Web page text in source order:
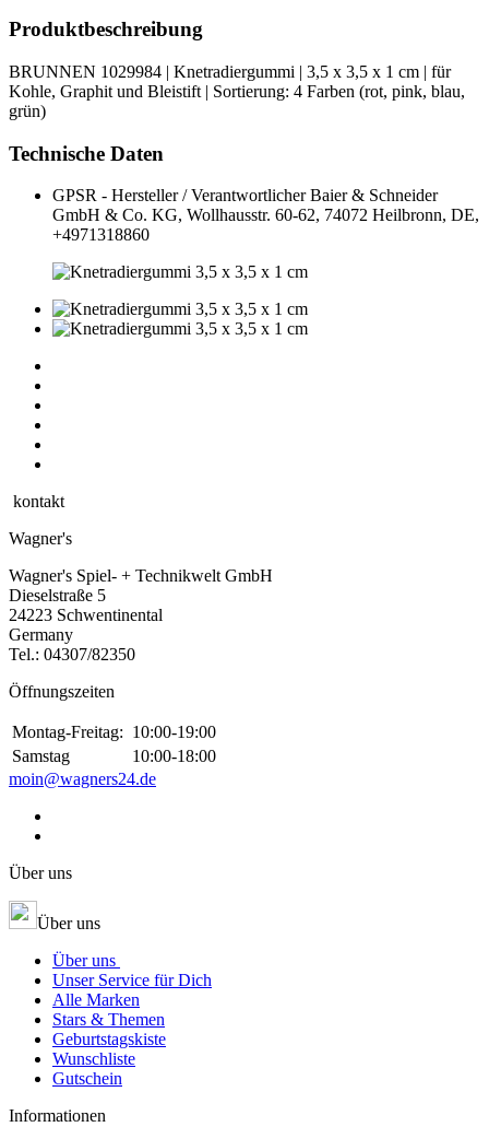
Produktbeschreibung
BRUNNEN 1029984 | Knetradiergummi | 3,5 x 3,5 x 1 cm | für
Kohle, Graphit und Bleistift | Sortierung: 4 Farben (rot, pink, blau,
grün)
Technische Daten
GPSR - Hersteller / Verantwortlicher Baier & Schneider
GmbH & Co. KG, Wollhausstr. 60-62, 74072 Heilbronn, DE,
+4971318860
kontakt
Wagner's
Wagner's Spiel- + Technikwelt GmbH
Dieselstraße 5
24223 Schwentinental
Germany
Tel.: 04307/82350
Öffnungszeiten
Montag-Freitag: 10:00-19:00
Samstag
10:00-18:00
moin@wagners24.de
Über uns
Über uns
Über uns
Unser Service für Dich
Alle Marken
Stars & Themen
Geburtstagskiste
Wunschliste
Gutschein
Informationen